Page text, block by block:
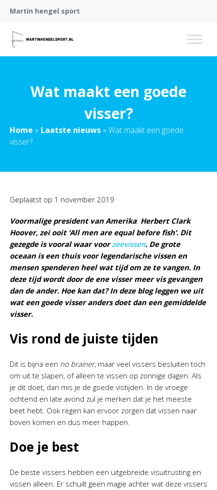
Martin hengel sport
Wat maakt een goede
visser?
Home » Laatste nieuws » Wat maakt een goede
visser?
Geplaatst op 1 november 2019
Voormalige president van Amerika: Herbert Clark
Hoover, zei ooit ‘All men are equal before fish’. Dit
gezegde is vooral waar voorzeevissen. De grote
oceaan is een thuis voor legendarische vissen en
mensen spenderen heel wat tijd om ze te vangen. In
deze tijd wordt door de ene visser meer vis gevangen
dan de ander. Hoe kan dat? In deze blog leggen we uit
wat een goede visser anders doet dan een gemiddelde
visser.
Vis rond de juiste tijden
Dit is bijna een no brainer, maar veel vissers besluiten toch
om uit te slapen, of alleen te vissen op zonnige dagen. Als
je dit doet, dan mis je de goede vistijden. In de vroege
ochtend en late avond zul je merken dat je het meeste
beet hebt. Ook regen kan ervoor zorgen dat vissen naar
boven komen en dus meer happen.
Doe je best
De beste vissers hebben een uitgebreide visuitrusting en
vissen alleen. Er schuilt geen magie achter wat deze vissers